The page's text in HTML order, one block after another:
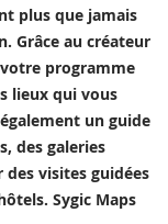
plus que jamais
Grâce au créateur
programme
lieux qui vous
un guide
des galeries
des visites guidées
Sygic Maps